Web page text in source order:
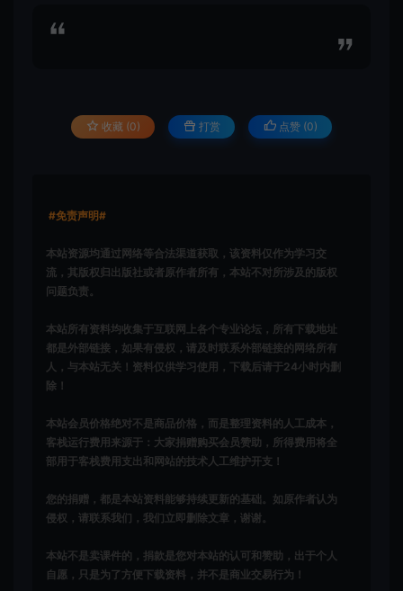
收藏 (0) 打赏 点赞 (0)
#免责声明#
本站资源均通过网络等合法渠道获取，该资料仅作为学习交
流，其版权归出版社或者原作者所有，本站不对所涉及的版权
问题负责。
本站所有资料均收集于互联网上各个专业论坛，所有下载地址
都是外部链接，如果有侵权，请及时联系外部链接的网络所有
人，与本站无关！资料仅供学习使用，下载后请于24小时内删
除！
本站会员价格绝对不是商品价格，而是整理资料的人工成本，
客栈运行费用来源于：大家捐赠购买会员赞助，所得费用将全
部用于客栈费用支出和网站的技术人工维护开支！
您的捐赠，都是本站资料能够持续更新的基础。如原作者认为
侵权，请联系我们，我们立即删除文章，谢谢。
本站不是卖课件的，捐款是您对本站的认可和赞助，出于个人
自愿，只是为了方便下载资料，并不是商业交易行为！